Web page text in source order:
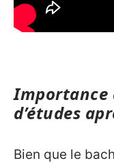
Importance
d’études
Bien que le